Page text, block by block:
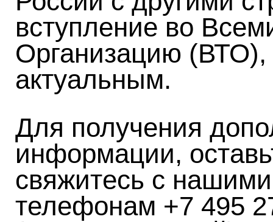
вступление во
Организацию (ВТО),
актуальным.
Для получения
информации,
свяжитесь с
телефонам +7 495